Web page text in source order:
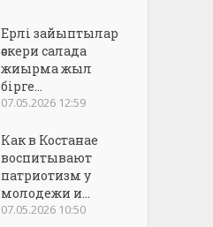
Ерлі зайыптылар
әскери салада
жиырма жыл
бірге...
07.05.2026 12:59
Как в Костанае
воспитывают
патриотизм у
молодежи и...
07.05.2026 10:50